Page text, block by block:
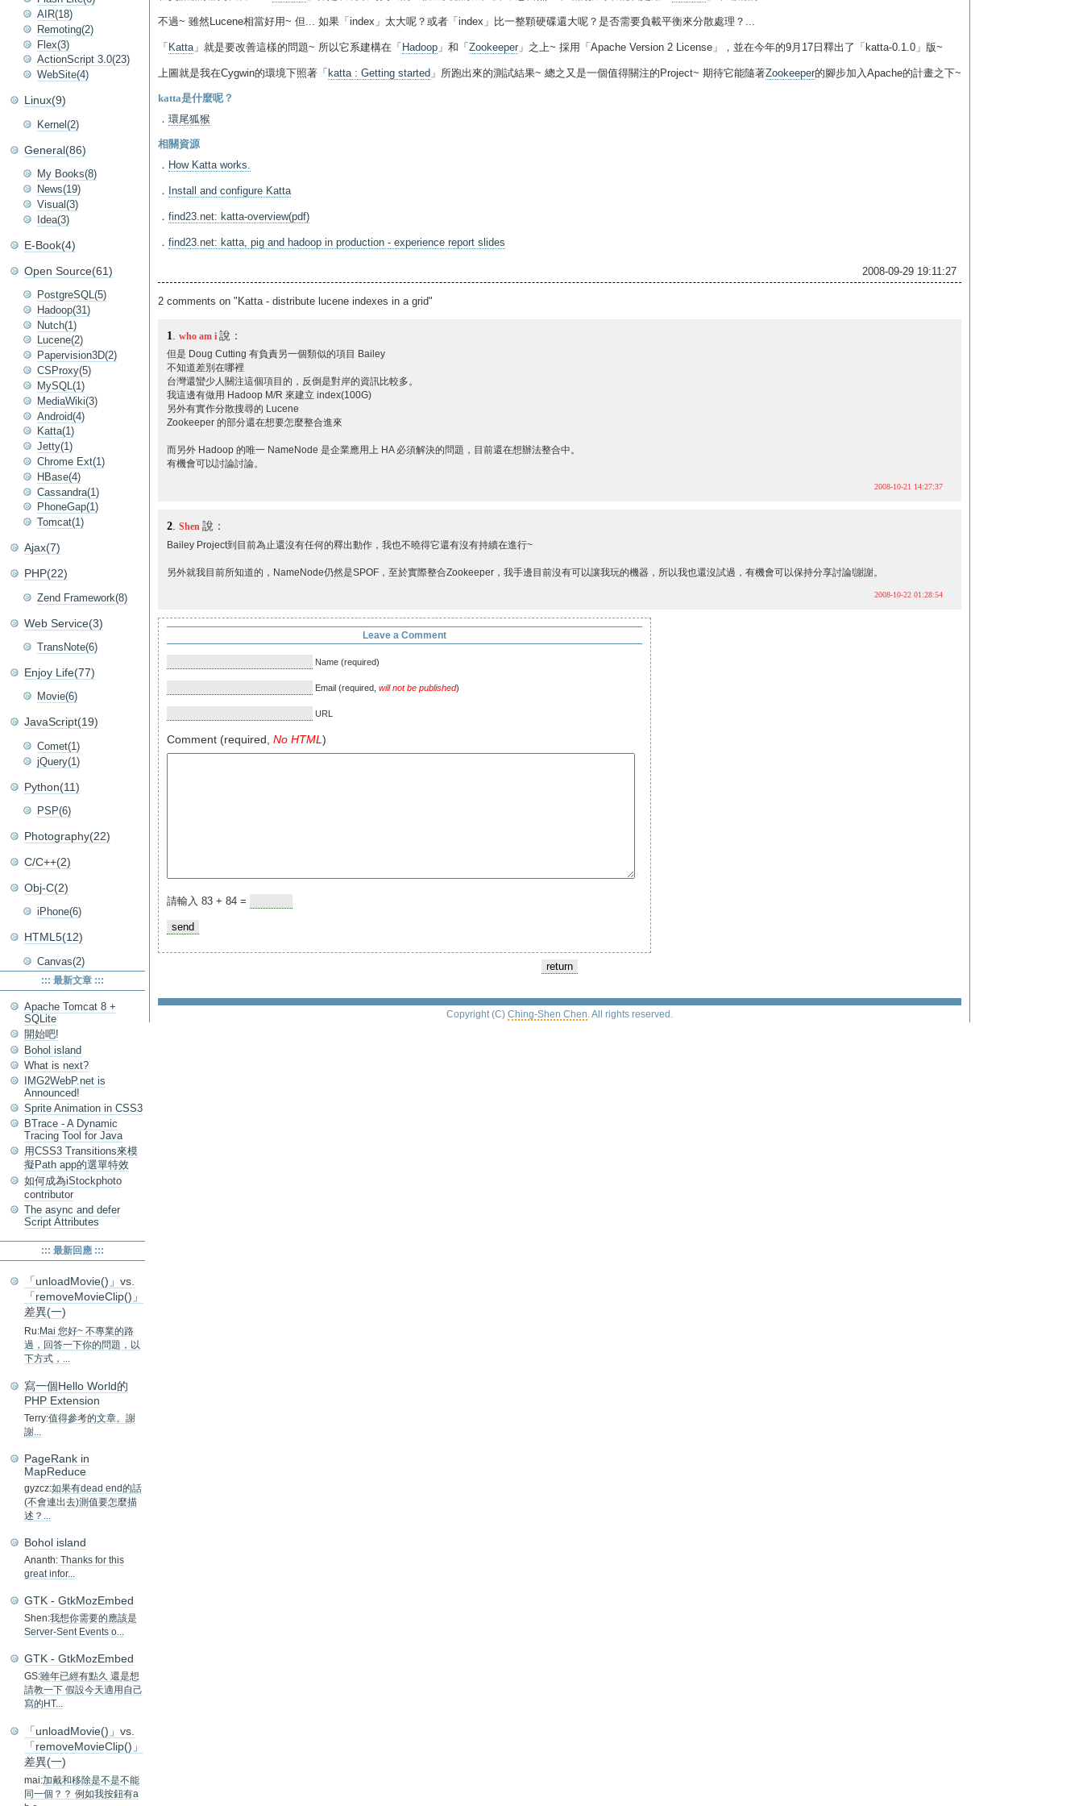
不過~ 雖然Lucene相當好用~ 但... 如果「index」太大呢？或者「index」比一整顆硬碟還大呢？是否需要負載平衡來分散處理？...
「 Katta 」就是要改善這樣的問題~ 所以它系建構在「 Hadoop 」和「 Zookeeper 」之上~ 採用「Apache Version 2 License」，並在今年的9月17日釋出了「katta-0.1.0」版~
上圖就是我在Cygwin的環境下照著「 katta : Getting started 」所跑出來的測試結果~ 總之又是一個值得關注的Project~ 期待它能隨著Zookeeper的腳步加入Apache的計畫之下~
katta是什麼呢？
． 環尾狐猴
相關資源
． How Katta works.
． Install and configure Katta
． find23.net: katta-overview(pdf)
． find23.net: katta, pig and hadoop in production - experience report slides
2008-09-29 19:11:27
2 comments on "Katta - distribute lucene indexes in a grid"
1 who am i 說：
但是 Doug Cutting 有負責另一個類似的項目 Bailey
不知道差別在哪裡
台灣還蠻少人關注這個項目的，反倒是對岸的資訊比較多。
我這邊有做用 Hadoop M/R 來建立 index(100G)
另外有實作分散搜尋的 Lucene
Zookeeper 的部分還在想要怎麼整合進來
而另外 Hadoop 的唯一 NameNode 是企業應用上 HA 必須解決的問題，目前還在想辦法整合中。
有機會可以討論討論。
2008-10-21 14:27:37
2 Shen 說：
Bailey Project到目前為止還沒有任何的釋出動作，我也不曉得它還有沒有持續在進行~
另外就我目前所知道的，NameNode仍然是SPOF，至於實際整合Zookeeper，我手邊目前沒有可以讓我玩的機器，所以我也還沒試過，有機會可以保持分享討論!謝謝。
2008-10-22 01:28:54
Leave a Comment
Name (required)
Email (required, will not be published)
URL
Comment (required, No HTML )
請輸入 83 + 84 =
Copyright (C) Ching-Shen Chen . All rights reserved.
AIR(18)
Remoting(2)
Flex(3)
ActionScript 3.0(23)
WebSite(4)
Linux(9)
Kernel(2)
General(86)
My Books(8)
News(19)
Visual(3)
Idea(3)
E-Book(4)
Open Source(61)
PostgreSQL(5)
Hadoop(31)
Nutch(1)
Lucene(2)
Papervision3D(2)
CSProxy(5)
MySQL(1)
MediaWiki(3)
Android(4)
Katta(1)
Jetty(1)
Chrome Ext(1)
HBase(4)
Cassandra(1)
PhoneGap(1)
Tomcat(1)
Ajax(7)
PHP(22)
Zend Framework(8)
Web Service(3)
TransNote(6)
Enjoy Life(77)
Movie(6)
JavaScript(19)
Comet(1)
jQuery(1)
Python(11)
PSP(6)
Photography(22)
C/C++(2)
Obj-C(2)
iPhone(6)
HTML5(12)
Canvas(2)
::: 最新文章 :::
Apache Tomcat 8 +
SQLite
開始吧!
Bohol island
What is next?
IMG2WebP.net is
Announced!
Sprite Animation in CSS3
BTrace - A Dynamic
Tracing Tool for Java
用CSS3 Transitions來模
擬Path app的選單特效
如何成為iStockphoto
contributor
The async and defer
Script Attributes
::: 最新回應 :::
「unloadMovie()」vs.
「removeMovieClip()」
差異(一)
Ru:Mai 您好~ 不專業的路
過，回答一下你的問題，以
下方式，...
寫一個Hello World的
PHP Extension
Terry:值得參考的文章。謝
謝...
PageRank in
MapReduce
gyzcz:如果有dead end的話
(不會連出去)測值要怎麼描
述？...
Bohol island
Ananth: Thanks for this
great infor...
GTK - GtkMozEmbed
Shen:我想你需要的應該是
Server-Sent Events o...
GTK - GtkMozEmbed
GS:雖年已經有點久 還是想
請教一下 假設今天適用自己
寫的HT...
「unloadMovie()」vs.
「removeMovieClip()」
差異(一)
mai:加戴和移除是不是不能
同一個？？ 例如我按鈕有a